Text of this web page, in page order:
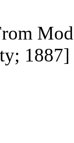
1887]